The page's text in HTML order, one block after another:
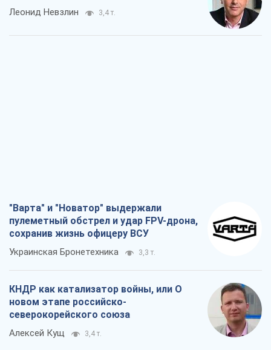
Леонид Невзлин 3,4 т.
"Варта" и "Новатор" выдержали
пулеметный обстрел и удар FPV-дрона,
сохранив жизнь офицеру ВСУ
Украинская Бронетехника 3,3 т.
КНДР как катализатор войны, или О
новом этапе российско-
северокорейского союза
Алексей Кущ 3,4 т.